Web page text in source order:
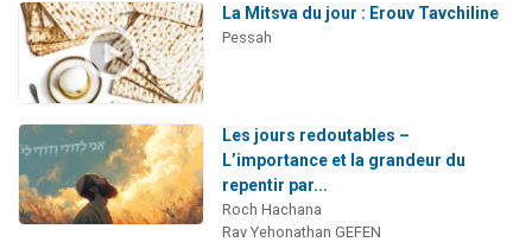
La Mitsva du jour : Erouv Tavchiline
Pessah
Les jours redoutables –
L’importance et la grandeur du
repentir par...
Roch Hachana
Rav Yehonathan GEFEN